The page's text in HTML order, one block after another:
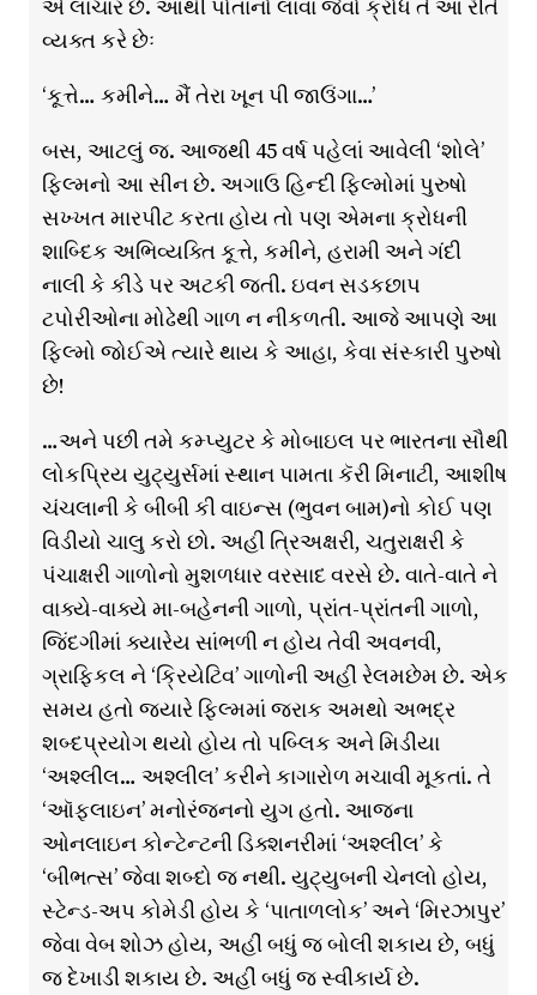
એ લાચાર છે. આથી પોતાનો લાવા જેવો ક્રોધ તે આ રીતે
વ્યક્ત કરે છેઃ
‘કૂત્તે… કમીને… મૈં તેરા ખૂન પી જાઉંગા…’
બસ, આટલું જ. આજથી 45 વર્ષ પહેલાં આવેલી ‘શોલે’
ફિલ્મનો આ સીન છે. અગાઉ હિન્દી ફિલ્મોમાં પુરુષો
સખ્ખત મારપીટ કરતા હોય તો પણ એમના ક્રોધની
શાબ્દિક અભિવ્યક્તિ કૂત્તે, કમીને, હરામી અને ગંદી
નાલી કે કીડે પર અટકી જતી. ઇવન સડકછાપ
ટપોરીઓના મોઢેથી ગાળ ન નીકળતી. આજે આપણે આ
ફિલ્મો જોઈએ ત્યારે થાય કે આહા, કેવા સંસ્કારી પુરુષો
છે!
…અને પછી તમે કમ્પ્યુટર કે મોબાઇલ પર ભારતના સૌથી
લોકપ્રિય યુટ્યુર્સમાં સ્થાન પામતા કૅરી મિનાટી, આશીષ
ચંચલાની કે બીબી કી વાઇન્સ (ભુવન બામ)નો કોઈ પણ
વિડીયો ચાલુ કરો છો. અહીં ત્રિઅક્ષરી, ચતુરાક્ષરી કે
પંચાક્ષરી ગાળોનો મુશળધાર વરસાદ વરસે છે. વાતે-વાતે ને
વાક્યે-વાક્યે મા-બહેનની ગાળો, પ્રાંત-પ્રાંતની ગાળો,
જિંદગીમાં ક્યારેય સાંભળી ન હોય તેવી અવનવી,
ગ્રાફિકલ ને ‘ક્રિયેટિવ’ ગાળોની અહીં રેલમછેમ છે. એક
સમય હતો જ્યારે ફિલ્મમાં જરાક અમથો અભદ્ર
શબ્દપ્રયોગ થયો હોય તો પબ્લિક અને મિડીયા
‘અશ્લીલ… અશ્લીલ’ કરીને કાગારોળ મચાવી મૂકતાં. તે
‘ઑફલાઇન’ મનોરંજનનો યુગ હતો. આજના
ઓનલાઇન કોન્ટેન્ટની ડિક્શનરીમાં ‘અશ્લીલ’ કે
‘બીભત્સ’ જેવા શબ્દો જ નથી. યુટ્યુબની ચેનલો હોય,
સ્ટેન્ડ-અપ કોમેડી હોય કે ‘પાતાળલોક’ અને ‘મિરઝાપુર’
જેવા વેબ શોઝ હોય, અહીં બધું જ બોલી શકાય છે, બધું
જ દેખાડી શકાય છે. અહીં બધું જ સ્વીકાર્ય છે.